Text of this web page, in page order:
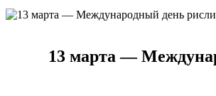
13 марта —